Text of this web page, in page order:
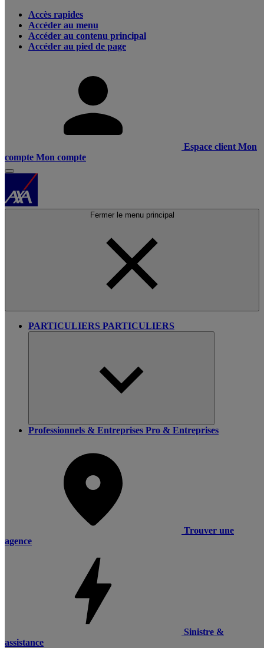
Accès rapides
Accéder au menu
Accéder au contenu principal
Accéder au pied de page
Espace client Mon
compte Mon compte
Fermer le menu principal
PARTICULIERS PARTICULIERS
Professionnels & Entreprises Pro & Entreprises
Trouver une
agence
Sinistre &
assistance